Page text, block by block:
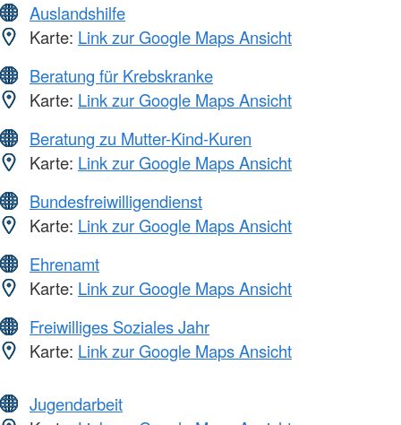
Auslandshilfe
Karte: Link zur Google Maps Ansicht
Beratung für Krebskranke
Karte: Link zur Google Maps Ansicht
Beratung zu Mutter-Kind-Kuren
Karte: Link zur Google Maps Ansicht
Bundesfreiwilligendienst
Karte: Link zur Google Maps Ansicht
Ehrenamt
Karte: Link zur Google Maps Ansicht
Freiwilliges Soziales Jahr
Karte: Link zur Google Maps Ansicht
Jugendarbeit